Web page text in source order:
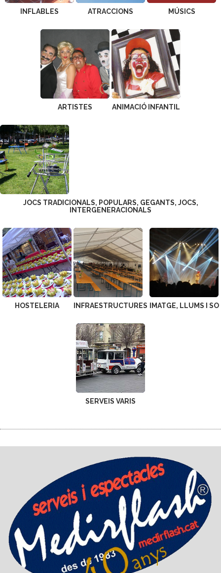
INFLABLES ATRACCIONS MÚSICS
ARTISTES ANIMACIÓ INFANTIL
JOCS TRADICIONALS, POPULARS, GEGANTS, JOCS,
INTERGENERACIONALS
HOSTELERIA INFRAESTRUCTURES IMATGE, LLUMS I SO
SERVEIS VARIS